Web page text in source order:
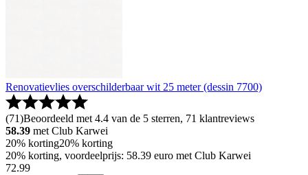
Renovatievlies overschilderbaar wit 25 meter (dessin 7700)
(71)Beoordeeld met 4.4 van de 5 sterren, 71 klantreviews
58.39 met Club Karwei
20% korting20% korting
20% korting, voordeelprijs: 58.39 euro met Club Karwei
72.99